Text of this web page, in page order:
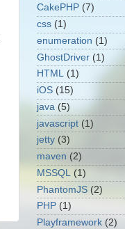
CakePHP (7)
css (1)
enumeration (1)
GhostDriver (1)
HTML (1)
iOS (15)
java (5)
javascript (1)
jetty (3)
maven (2)
MSSQL
(1)
PhantomJS (2)
PHP (1)
Playframework (2)